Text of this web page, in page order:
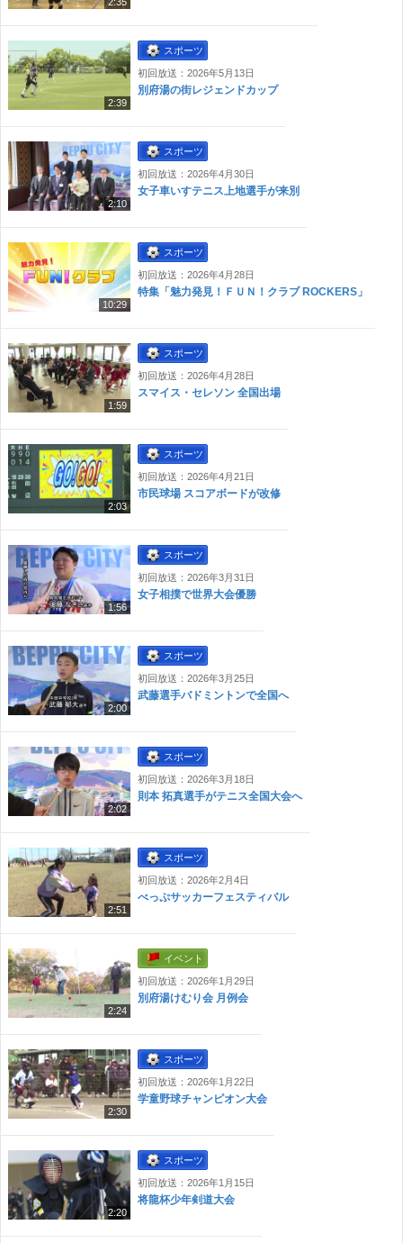
2:39
スポーツ
初回放送：2026年5月13日
別府湯の街レジェンドカップ
2:10
スポーツ
初回放送：2026年4月30日
女子車いすテニス上地選手が来別
10:29
スポーツ
初回放送：2026年4月28日
特集「魅力発見！ＦＵＮ！クラブ ROCKERS」
1:59
スポーツ
初回放送：2026年4月28日
スマイス・セレソン 全国出場
2:03
スポーツ
初回放送：2026年4月21日
市民球場 スコアボードが改修
1:56
スポーツ
初回放送：2026年3月31日
女子相撲で世界大会優勝
2:00
スポーツ
初回放送：2026年3月25日
武藤選手バドミントンで全国へ
2:02
スポーツ
初回放送：2026年3月18日
則本 拓真選手がテニス全国大会へ
2:51
スポーツ
初回放送：2026年2月4日
べっぷサッカーフェスティバル
2:24
イベント
初回放送：2026年1月29日
別府湯けむり会 月例会
2:30
スポーツ
初回放送：2026年1月22日
学童野球チャンピオン大会
2:20
スポーツ
初回放送：2026年1月15日
将龍杯少年剣道大会